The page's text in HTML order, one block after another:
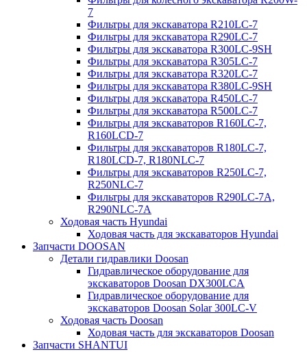
7
Фильтры для экскаватора R210LC-7
Фильтры для экскаватора R290LC-7
Фильтры для экскаватора R300LC-9SH
Фильтры для экскаватора R305LC-7
Фильтры для экскаватора R320LC-7
Фильтры для экскаватора R380LC-9SH
Фильтры для экскаватора R450LC-7
Фильтры для экскаватора R500LC-7
Фильтры для экскаваторов R160LC-7,
R160LCD-7
Фильтры для экскаваторов R180LC-7,
R180LCD-7, R180NLC-7
Фильтры для экскаваторов R250LC-7,
R250NLC-7
Фильтры для экскаваторов R290LC-7A,
R290NLC-7A
Ходовая часть Hyundai
Ходовая часть для экскаваторов Hyundai
Запчасти DOOSAN
Детали гидравлики Doosan
Гидравлическое оборудование для
экскаваторов Doosan DX300LCA
Гидравлическое оборудование для
экскаваторов Doosan Solar 300LC-V
Ходовая часть Doosan
Ходовая часть для экскаваторов Doosan
Запчасти SHANTUI